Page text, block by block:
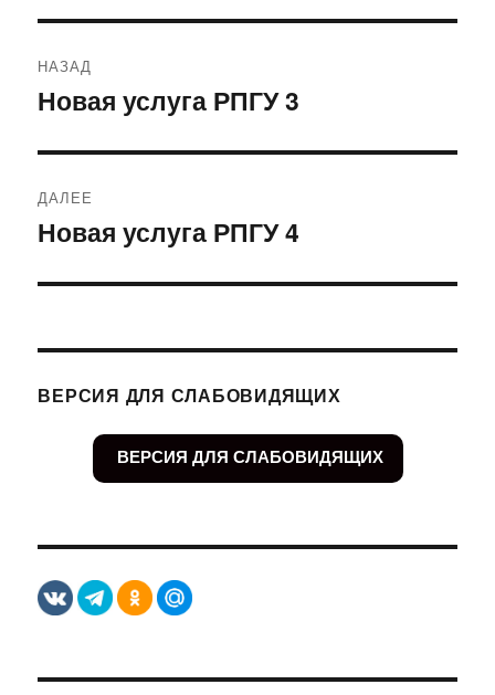
по
НАЗАД
Предыдущая
Новая услуга РПГУ 3
ДАЛЕЕ
Следующая
Новая услуга РПГУ 4
ВЕРСИЯ ДЛЯ СЛАБОВИДЯЩИХ
ВЕРСИЯ ДЛЯ СЛАБОВИДЯЩИХ